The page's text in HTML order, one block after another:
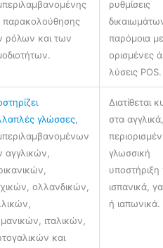
παρακολούθησης
ρόλων και των
ρυθμίσεις
παρόμοια
ορισμένες
λύσεις POS.
γλώσσες
αγγλικών,
ολλανδικών,
ιταλικών,
και
Διατίθεται
στα
γλωσσική
υποστήριξη
ισπανικά,
ή ιαπωνικά.